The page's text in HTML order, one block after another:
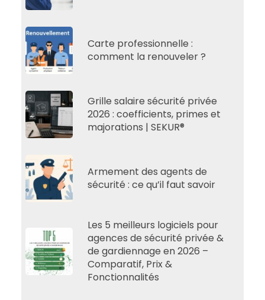
Carte professionnelle :
comment la renouveler ?
Grille salaire sécurité privée
2026 : coefficients, primes et
majorations | SEKUR®
Armement des agents de
sécurité : ce qu’il faut savoir
Les 5 meilleurs logiciels pour
agences de sécurité privée &
de gardiennage en 2026 –
Comparatif, Prix &
Fonctionnalités